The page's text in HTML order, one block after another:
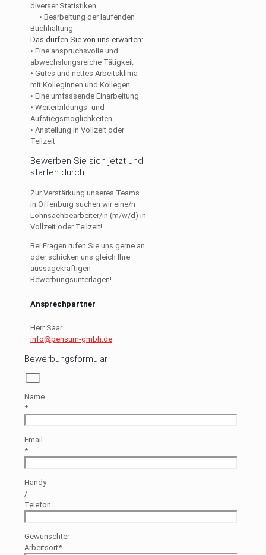
diverser Statistiken
• Bearbeitung der laufenden
Buchhaltung
Das dürfen Sie von uns erwarten:
• Eine anspruchsvolle und
abwechslungsreiche Tätigkeit
• Gutes und nettes Arbeitsklima
mit Kolleginnen und Kollegen
• Eine umfassende Einarbeitung
• Weiterbildungs- und
Aufstiegsmöglichkeiten
• Anstellung in Vollzeit oder
Teilzeit
Bewerben Sie sich jetzt und
starten durch
Zur Verstärkung unseres Teams
in Offenburg suchen wir eine/n
Lohnsachbearbeiter/in (m/w/d) in
Vollzeit oder Teilzeit!
Bei Fragen rufen Sie uns gerne an
oder schicken uns gleich Ihre
aussagekräftigen
Bewerbungsunterlagen!
Ansprechpartner
Herr Saar
info@pensum-gmbh.de
Bewerbungsformular
Name
*
Email
*
Handy
/
Telefon
Gewünschter
Arbeitsort*